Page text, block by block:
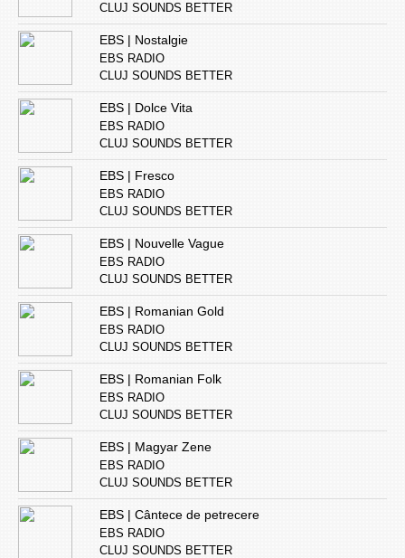
CLUJ SOUNDS BETTER
EBS | Nostalgie
EBS RADIO
CLUJ SOUNDS BETTER
EBS | Dolce Vita
EBS RADIO
CLUJ SOUNDS BETTER
EBS | Fresco
EBS RADIO
CLUJ SOUNDS BETTER
EBS | Nouvelle Vague
EBS RADIO
CLUJ SOUNDS BETTER
EBS | Romanian Gold
EBS RADIO
CLUJ SOUNDS BETTER
EBS | Romanian Folk
EBS RADIO
CLUJ SOUNDS BETTER
EBS | Magyar Zene
EBS RADIO
CLUJ SOUNDS BETTER
EBS | Cântece de petrecere
EBS RADIO
CLUJ SOUNDS BETTER